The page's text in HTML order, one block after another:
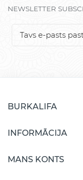
NEWSLETTER
BURKALIFA
INFORMĀCIJA
MANS KONTS